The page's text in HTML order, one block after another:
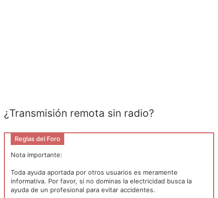
¿Transmisión remota sin radio?
Reglas del Foro
Nota importante:
Toda ayuda aportada por otros usuarios es meramente
informativa. Por favor, si no dominas la electricidad busca la
ayuda de un profesional para evitar accidentes.